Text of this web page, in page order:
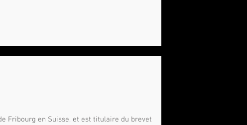
Fribourg en Suisse, et est titulaire du brevet